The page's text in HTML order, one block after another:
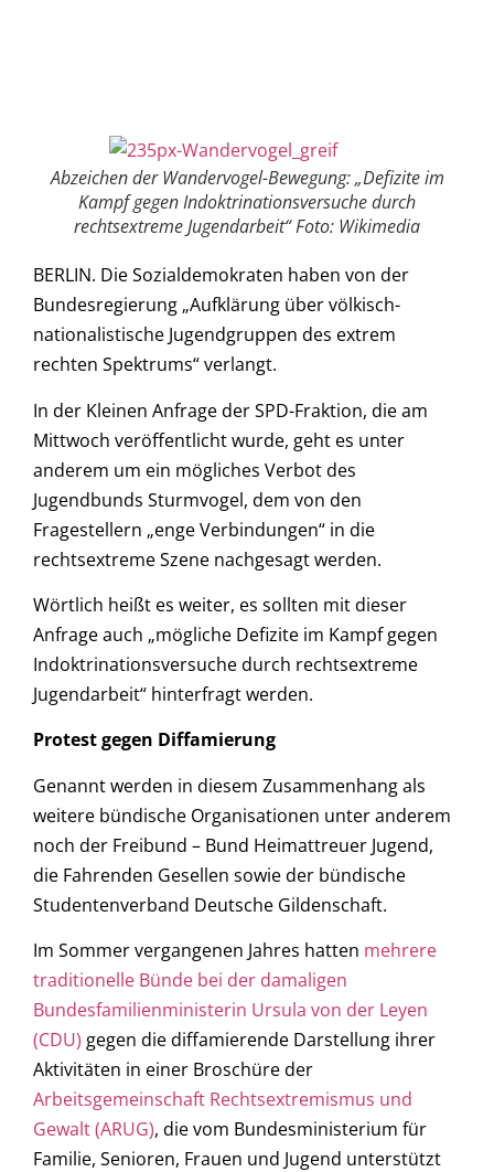
Abzeichen der Wandervogel-Bewegung: „Defizite im
Kampf gegen Indoktrinationsversuche durch
rechtsextreme Jugendarbeit“ Foto: Wikimedia
BERLIN. Die Sozialdemokraten haben von der
Bundesregierung „Aufklärung über völkisch-
nationalistische Jugendgruppen des extrem
rechten Spektrums“ verlangt.
In der Kleinen Anfrage der SPD-Fraktion, die am
Mittwoch veröffentlicht wurde, geht es unter
anderem um ein mögliches Verbot des
Jugendbunds Sturmvogel, dem von den
Fragestellern „enge Verbindungen“ in die
rechtsextreme Szene nachgesagt werden.
Wörtlich heißt es weiter, es sollten mit dieser
Anfrage auch „mögliche Defizite im Kampf gegen
Indoktrinationsversuche durch rechtsextreme
Jugendarbeit“ hinterfragt werden.
Protest gegen Diffamierung
Genannt werden in diesem Zusammenhang als
weitere bündische Organisationen unter anderem
noch der Freibund – Bund Heimattreuer Jugend,
die Fahrenden Gesellen sowie der bündische
Studentenverband Deutsche Gildenschaft.
Im Sommer vergangenen Jahres hatten mehrere
traditionelle Bünde bei der damaligen
Bundesfamilienministerin Ursula von der Leyen
(CDU) gegen die diffamierende Darstellung ihrer
Aktivitäten in einer Broschüre der
Arbeitsgemeinschaft Rechtsextremismus und
Gewalt (ARUG), die vom Bundesministerium für
Familie, Senioren, Frauen und Jugend unterstützt